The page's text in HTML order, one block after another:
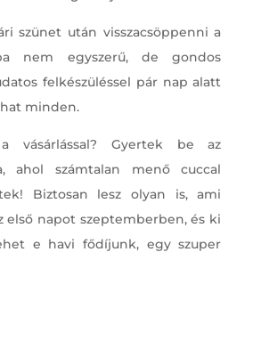
szünet után visszacsöppenni a
nem egyszerű, de gondos
felkészüléssel pár nap alatt
minden.
a vásárlással? Gyertek be az
ahol számtalan menő cuccal
Biztosan lesz olyan is, ami
első napot szeptemberben, és ki
e havi fődíjunk, egy szuper